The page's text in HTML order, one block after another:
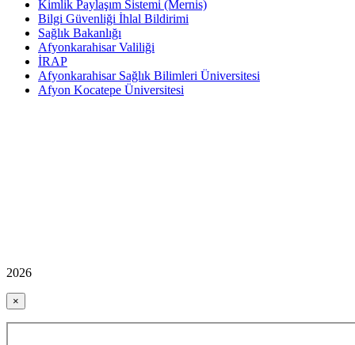
Kimlik Paylaşım Sistemi (Mernis)
Bilgi Güvenliği İhlal Bildirimi
Sağlık Bakanlığı
Afyonkarahisar Valiliği
İRAP
Afyonkarahisar Sağlık Bilimleri Üniversitesi
Afyon Kocatepe Üniversitesi
2026
×